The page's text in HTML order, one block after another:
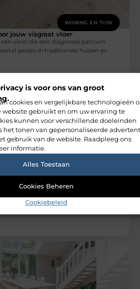
is voor ons van groot
cookies en vergelijkbare technologieën
website gebruikt en om uw ervaring te
kunnen voor verschillende doeleinden
het tonen van gepersonaliseerde
gebruik van de website. Raadpleeg ons
informatie.
Alles Toestaan
Cookies Beheren
Cookiebeleid
WONING EN TUIN
jouw visgraat vloer
vloer die een diagonaal patroon
gezien in traditionele huizen en
WONING EN TUIN
maken met
is een patroon van zeshoekige
van de meest populaire patronen in